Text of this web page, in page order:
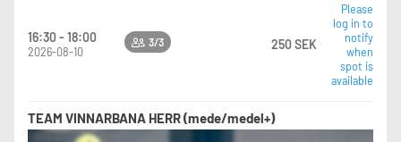
16:30 - 18:00
2026-08-10
3/3 250 SEK
Please
log in to
notify
when
spot is
available
TEAM VINNARBANA HERR (mede/medel+)